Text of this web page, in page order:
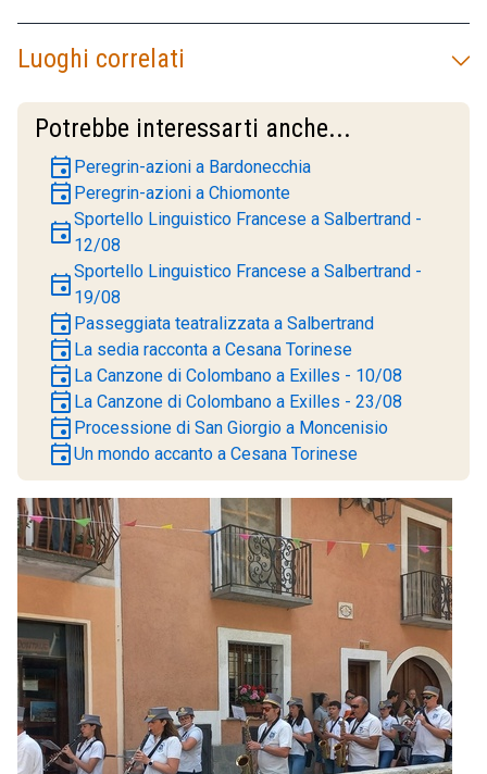
Luoghi correlati
Potrebbe interessarti anche...
event Peregrin-azioni a Bardonecchia
event Peregrin-azioni a Chiomonte
eventSportello Linguistico Francese a Salbertrand -
12/08
eventSportello Linguistico Francese a Salbertrand -
19/08
event Passeggiata teatralizzata a Salbertrand
event La sedia racconta a Cesana Torinese
event La Canzone di Colombano a Exilles - 10/08
event La Canzone di Colombano a Exilles - 23/08
event Processione di San Giorgio a Moncenisio
eventUn mondo accanto a Cesana Torinese